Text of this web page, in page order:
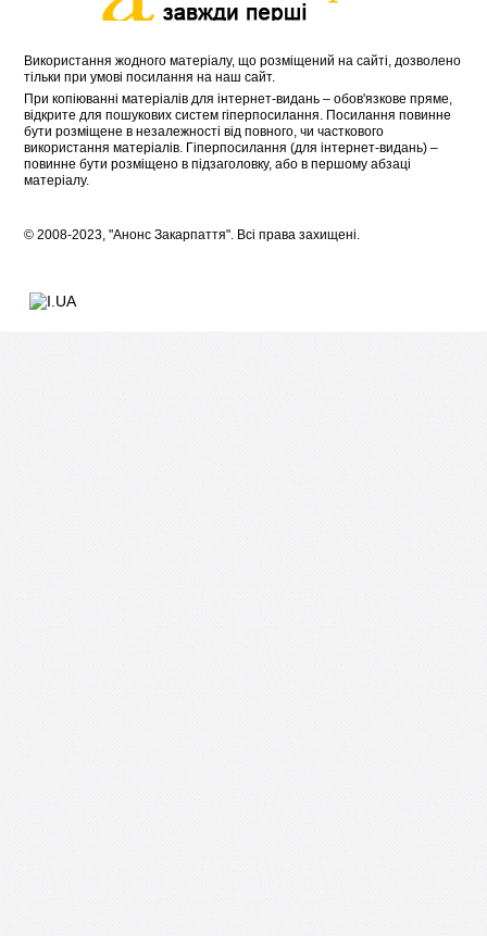
Використання жодного матеріалу, що розміщений на сайті, дозволено
тільки при умові посилання на наш сайт.
При копіюванні матеріалів для інтернет-видань – обов'язкове пряме,
відкрите для пошукових систем гіперпосилання. Посилання повинне
бути розміщене в незалежності від повного, чи часткового
використання матеріалів. Гіперпосилання (для інтернет-видань) –
повинне бути розміщено в підзаголовку, або в першому абзаці
матеріалу.
© 2008-2023, "Анонс Закарпаття". Всі права захищені.